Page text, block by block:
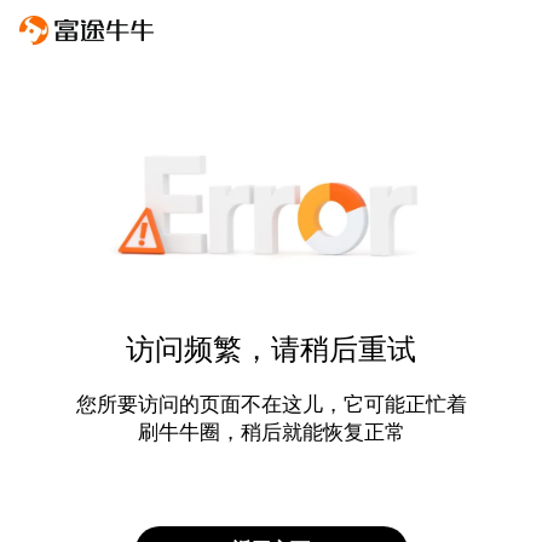
访问频繁，请稍后重试
您所要访问的页面不在这儿，它可能正忙着
刷牛牛圈，稍后就能恢复正常